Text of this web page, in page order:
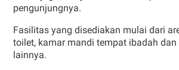
pengunjungnya.
Fasilitas yang disediakan mulai dari
toilet, kamar mandi tempat ibadah
lainnya.